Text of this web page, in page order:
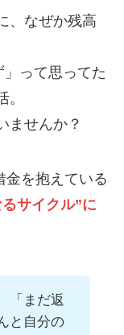
、なぜか残高
」って思ってた
ませんか？
金を抱えている
サイクル”に
「まだ返
と自分の